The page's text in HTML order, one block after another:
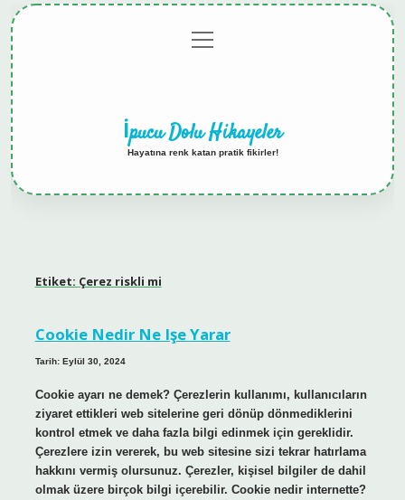
menüyü
aç
İpucu Dolu Hikayeler
Hayatına renk katan pratik fikirler!
Etiket: Çerez riskli mi
Cookie Nedir Ne Işe Yarar
Tarih: Eylül 30, 2024
Cookie ayarı ne demek? Çerezlerin kullanımı, kullanıcıların
ziyaret ettikleri web sitelerine geri dönüp dönmediklerini
kontrol etmek ve daha fazla bilgi edinmek için gereklidir.
Çerezlere izin vererek, bu web sitesine sizi tekrar hatırlama
hakkını vermiş olursunuz. Çerezler, kişisel bilgiler de dahil
olmak üzere birçok bilgi içerebilir. Cookie nedir internette?